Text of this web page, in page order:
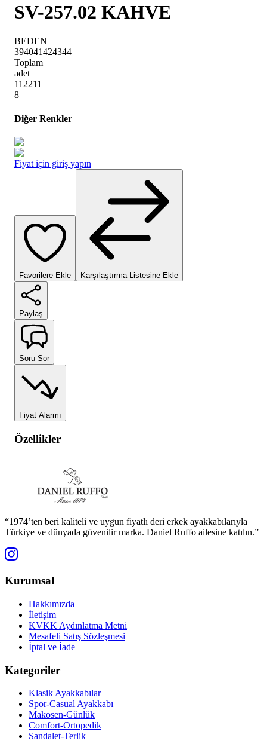
SV-257.02 KAHVE
BEDEN
394041424344
Toplam
adet
112211
8
Diğer Renkler
Fiyat için giriş yapın
Favorilere Ekle Karşılaştırma Listesine Ekle
Paylaş
Soru Sor
Fiyat Alarmı
Özellikler
“1974’ten beri kaliteli ve uygun fiyatlı deri erkek ayakkabılarıyla
Türkiye ve dünyada güvenilir marka. Daniel Ruffo ailesine katılın.”
Kurumsal
Hakkımızda
İletişim
KVKK Aydınlatma Metni
Mesafeli Satış Sözleşmesi
İptal ve İade
Kategoriler
Klasik Ayakkabılar
Spor-Casual Ayakkabı
Makosen-Günlük
Comfort-Ortopedik
Sandalet-Terlik